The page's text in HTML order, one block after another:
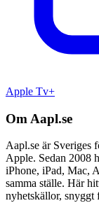
Apple Tv+
Om Aapl.se
Aapl.se är Sveriges
Apple. Sedan 2008
iPhone, iPad, Mac,
samma ställe. Här
nyhetskällor, snyggt